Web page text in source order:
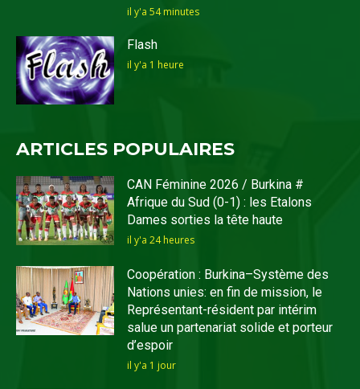
il y'a 54 minutes
Flash
il y'a 1 heure
ARTICLES POPULAIRES
CAN Féminine 2026 / Burkina #
Afrique du Sud (0-1) : les Etalons
Dames sorties la tête haute
il y'a 24 heures
Coopération : Burkina–Système des
Nations unies: en fin de mission, le
Représentant-résident par intérim
salue un partenariat solide et porteur
d’espoir
il y'a 1 jour